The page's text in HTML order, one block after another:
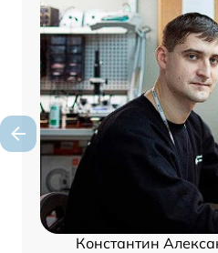
Константин